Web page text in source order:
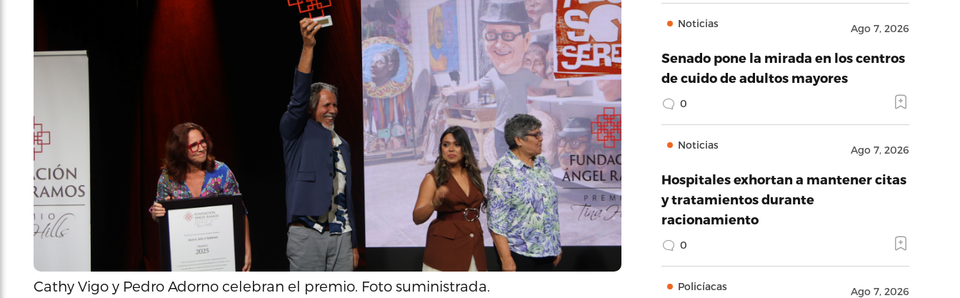
Cathy Vigo y Pedro Adorno celebran el premio. Foto suministrada.
Noticias Ago 7, 2026
Senado pone la mirada en los centros
de cuido de adultos mayores
0
Noticias Ago 7, 2026
Hospitales exhortan a mantener citas
y tratamientos durante
racionamiento
0
Policíacas Ago 7, 2026